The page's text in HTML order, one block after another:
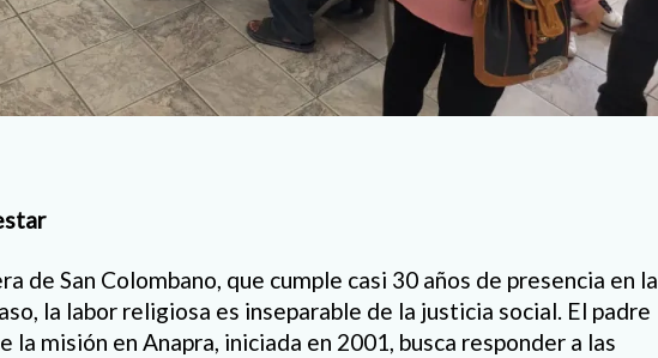
de San Colombano, que cumple casi 30 años de presencia en la
la labor religiosa es inseparable de la justicia social. El padre
misión en Anapra, iniciada en 2001, busca responder a las